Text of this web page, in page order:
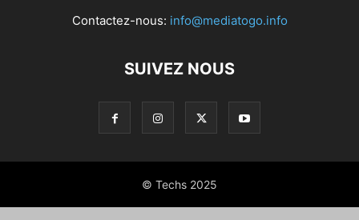
Contactez-nous: info@mediatogo.info
SUIVEZ NOUS
© Techs 2025